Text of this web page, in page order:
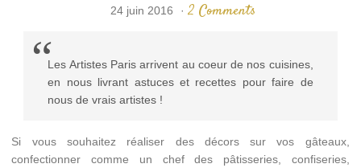
24 juin 2016 · 2 Comments
Les Artistes Paris arrivent au coeur de nos cuisines,
en nous livrant astuces et recettes pour faire de
nous de vrais artistes !
Si vous souhaitez réaliser des décors sur vos gâteaux,
confectionner comme un chef des pâtisseries, confiseries,